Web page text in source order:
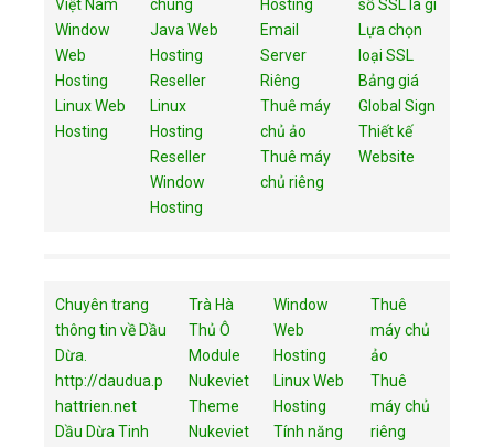
Việt Nam
Window
Web
Hosting
Linux Web
Hosting
chung
Java Web
Hosting
Reseller
Linux
Hosting
Reseller
Window
Hosting
Hosting
Email
Server
Riêng
Thuê máy
chủ ảo
Thuê máy
chủ riêng
số SSL là gì
Lựa chọn
loại SSL
Bảng giá
Global Sign
Thiết kế
Website
Chuyên trang
thông tin về Dầu
Dừa.
http://daudua.p
hattrien.net
Dầu Dừa Tinh
Trà Hà
Thủ Ô
Module
Nukeviet
Theme
Nukeviet
Window
Web
Hosting
Linux Web
Hosting
Tính năng
Thuê
máy chủ
ảo
Thuê
máy chủ
riêng